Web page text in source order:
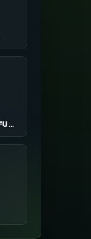
VEHIR.HU FUTSAL VESZPRÉM